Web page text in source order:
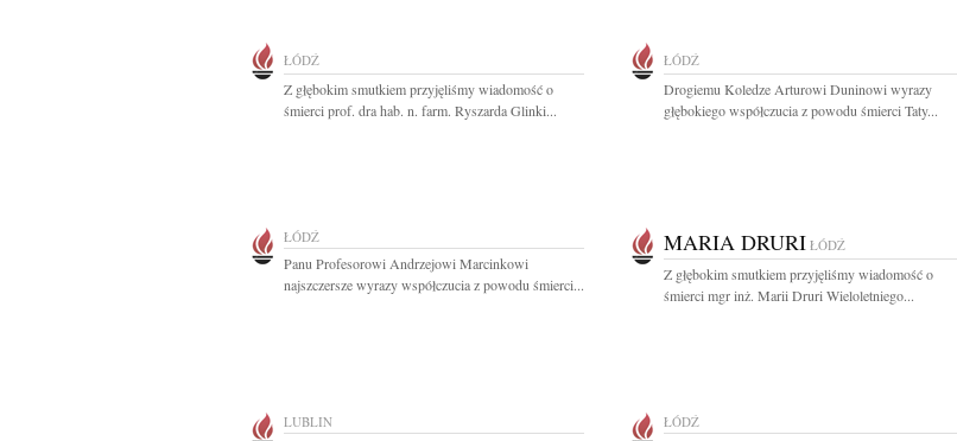
ŁÓDŹ
Z głębokim smutkiem przyjęliśmy wiadomość o
śmierci prof. dra hab. n. farm. Ryszarda Glinki...
ŁÓDŹ
Drogiemu Koledze Arturowi Duninowi wyrazy
głębokiego współczucia z powodu śmierci Taty...
ŁÓDŹ
Panu Profesorowi Andrzejowi Marcinkowi
najszczersze wyrazy współczucia z powodu śmierci...
MARIA DRURI ŁÓDŹ
Z głębokim smutkiem przyjęliśmy wiadomość o
śmierci mgr inż. Marii Druri Wieloletniego...
LUBLIN ŁÓDŹ